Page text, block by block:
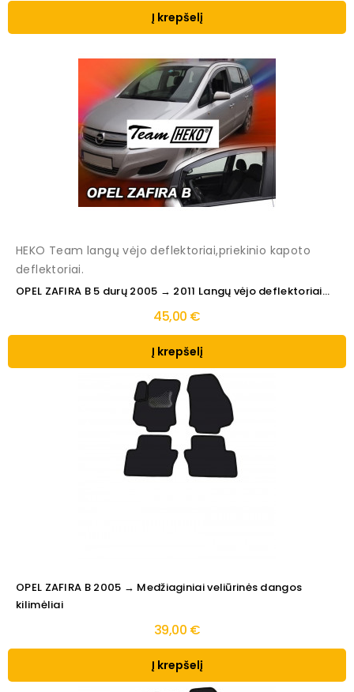
Į krepšelį
HEKO Team langų vėjo deflektoriai,priekinio kapoto
deflektoriai.
OPEL ZAFIRA B 5 durų 2005 → 2011 Langų vėjo deflektoriai...
45,00 €
Į krepšelį
OPEL ZAFIRA B 2005 → Medžiaginiai veliūrinės dangos
kilimėliai
39,00 €
Į krepšelį